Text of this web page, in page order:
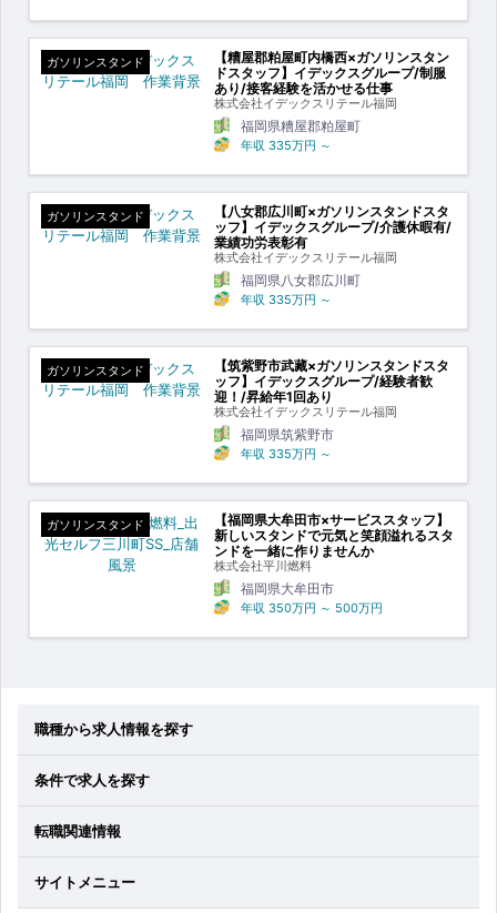
ガソリンスタンド
【糟屋郡粕屋町内橋西×ガソリンスタン
ドスタッフ】イデックスグループ/制服
あり/接客経験を活かせる仕事
株式会社イデックスリテール福岡
福岡県糟屋郡粕屋町
年収 335万円 ～
ガソリンスタンド
【八女郡広川町×ガソリンスタンドスタ
ッフ】イデックスグループ/介護休暇有/
業績功労表彰有
株式会社イデックスリテール福岡
福岡県八女郡広川町
年収 335万円 ～
ガソリンスタンド
【筑紫野市武藏×ガソリンスタンドスタ
ッフ】イデックスグループ/経験者歓
迎！/昇給年1回あり
株式会社イデックスリテール福岡
福岡県筑紫野市
年収 335万円 ～
ガソリンスタンド
【福岡県大牟田市×サービススタッフ】
新しいスタンドで元気と笑顔溢れるスタ
ンドを一緒に作りませんか
株式会社平川燃料
福岡県大牟田市
年収 350万円 ～ 500万円
職種から求人情報を探す
条件で求人を探す
転職関連情報
サイトメニュー